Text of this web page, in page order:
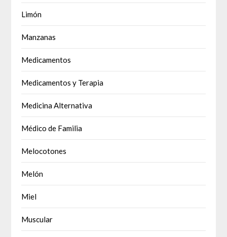
Limón
Manzanas
Medicamentos
Medicamentos y Terapia
Medicina Alternativa
Médico de Familia
Melocotones
Melón
Miel
Muscular